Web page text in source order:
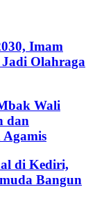
Imam
Olahraga
Wali
dan
di Kediri,
Bangun